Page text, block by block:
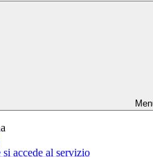
si accede al servizio